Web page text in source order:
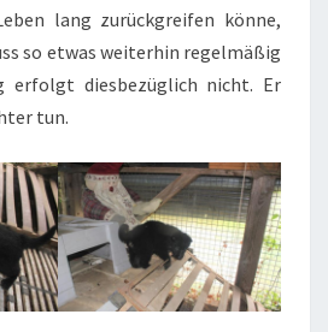
lang zurückgreifen könne,
so etwas weiterhin regelmäßig
erfolgt diesbezüglich nicht. Er
tun.